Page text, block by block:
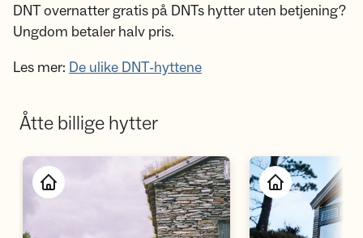
DNT overnatter gratis på DNTs hytter uten betjening?
Ungdom betaler halv pris.
Les mer: De ulike DNT-hyttene
Åtte billige hytter